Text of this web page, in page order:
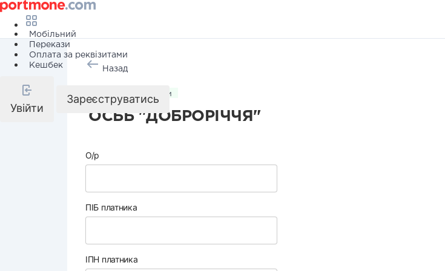
Мобільний
Перекази
Оплата за реквізитами
Кешбек
Увійти
Зареєструватись
Назад
Комунальні послуги
ОСББ "ДОБРОРІЧЧЯ"
О/р
ПІБ платника
ІПН платника